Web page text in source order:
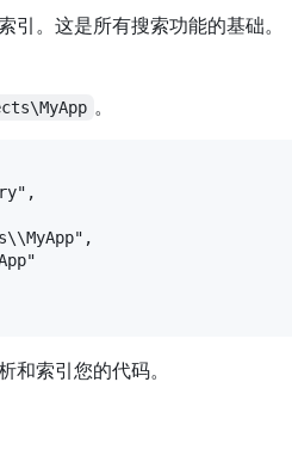
。这是所有搜索功能的基础。
。
和索引您的代码。